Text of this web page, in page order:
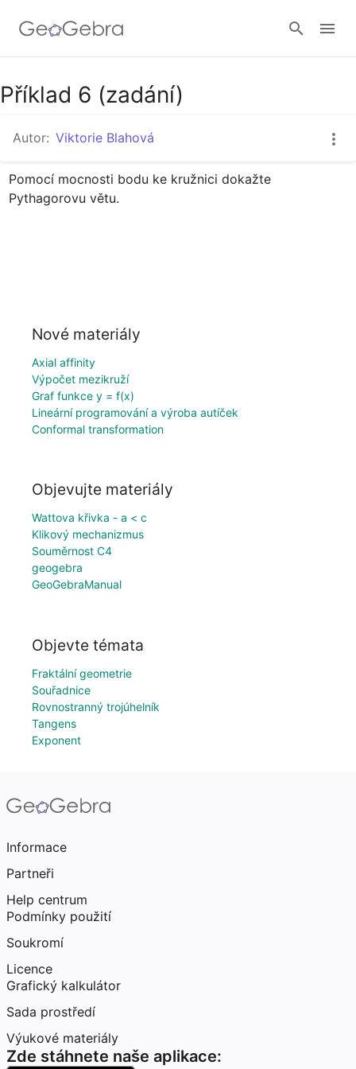
Přihlásit
Příklad 6 (zadání)
Autor: Viktorie Blahová
Pomocí mocnosti bodu ke kružnici dokažte
Pythagorovu větu.
Nové materiály
Axial affinity
Výpočet mezikruží
Graf funkce y = f(x)
Lineární programování a výroba autíček
Conformal transformation
Objevujte materiály
Wattova křivka - a < c
Klikový mechanizmus
Souměrnost C4
geogebra
GeoGebraManual
Objevte témata
Fraktální geometrie
Souřadnice
Rovnostranný trojúhelník
Tangens
Exponent
Informace
Partneři
Help centrum
Podmínky použití
Soukromí
Licence
Grafický kalkulátor
Sada prostředí
Výukové materiály
Zde stáhnete naše aplikace: